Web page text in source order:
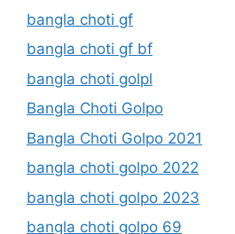
bangla choti gf
bangla choti gf bf
bangla choti golpl
Bangla Choti Golpo
Bangla Choti Golpo 2021
bangla choti golpo 2022
bangla choti golpo 2023
bangla choti golpo 69